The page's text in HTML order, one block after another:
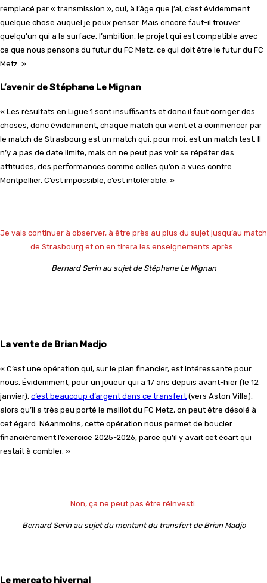
remplacé par « transmission », oui, à l’âge que j’ai, c’est évidemment
quelque chose auquel je peux penser. Mais encore faut-il trouver
quelqu’un qui a la surface, l’ambition, le projet qui est compatible avec
ce que nous pensons du futur du FC Metz, ce qui doit être le futur du FC
Metz. »
L’avenir de Stéphane Le Mignan
« Les résultats en Ligue 1 sont insuffisants et donc il faut corriger des
choses, donc évidemment, chaque match qui vient et à commencer par
le match de Strasbourg est un match qui, pour moi, est un match test. Il
n’y a pas de date limite, mais on ne peut pas voir se répéter des
attitudes, des performances comme celles qu’on a vues contre
Montpellier. C’est impossible, c’est intolérable. »
Je vais continuer à observer, à être près au plus du sujet jusqu’au match
de Strasbourg et on en tirera les enseignements après.
Bernard Serin au sujet de Stéphane Le Mignan
La vente de Brian Madjo
« C’est une opération qui, sur le plan financier, est intéressante pour
nous. Évidemment, pour un joueur qui a 17 ans depuis avant-hier (le 12
janvier), c’est beaucoup d’argent dans ce transfert (vers Aston Villa),
alors qu’il a très peu porté le maillot du FC Metz, on peut être désolé à
cet égard. Néanmoins, cette opération nous permet de boucler
financièrement l’exercice 2025-2026, parce qu’il y avait cet écart qui
restait à combler. »
Non, ça ne peut pas être réinvesti.
Bernard Serin au sujet du montant du transfert de Brian Madjo
Le mercato hivernal